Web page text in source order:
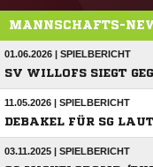
MANNSCHAFTS-
01.06.2026 | SPIELBERICHT
SV WILLOFS SIEGT
11.05.2026 | SPIELBERICHT
DEBAKEL FÜR SG
03.11.2025 | SPIELBERICHT